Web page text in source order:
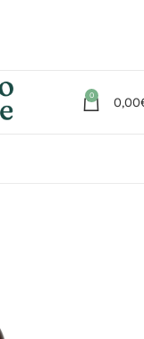
0 0,00